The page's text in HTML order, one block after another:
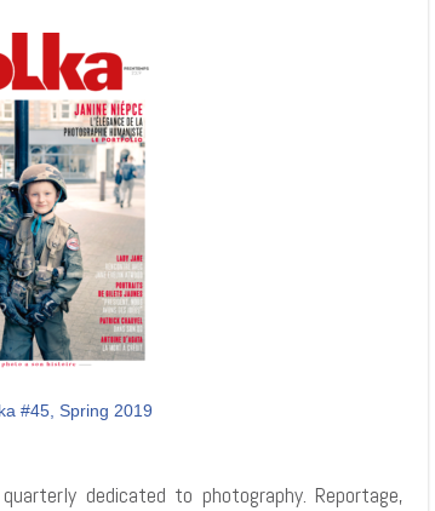
#45, Spring 2019
dedicated to photography. Reportage,